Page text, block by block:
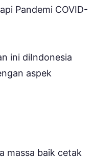
Pandemi COVID-
ini diIndonesia
aspek
massa baik cetak